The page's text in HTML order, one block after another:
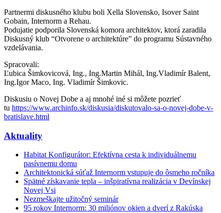
Partnermi diskusného klubu boli Xella Slovensko, Isover Saint
Gobain, Internorm a Rehau.
Podujatie podporila Slovenská komora architektov, ktorá zaradila
Diskusný klub “Otvorene o architektúre” do programu Sústavného
vzdelávania.
Spracovali:
Ľubica Šimkovicová, Ing., Ing.Martin Mihál, Ing.Vladimír Balent,
Ing.Igor Maco, Ing. Vladimír Šimkovic.
Diskusiu o Novej Dobe a aj mnohé iné si môžete pozrieť
tu https://www.archinfo.sk/diskusia/diskutovalo-sa-o-novej-dobe-v-
bratislave.html
Aktuality
Habitat Konfigurátor: Efektívna cesta k individuálnemu
pasívnemu domu
Architektonická súťaž Internorm vstupuje do ôsmeho ročníka
Spätné získavanie tepla – inšpiratívna realizácia v Devínskej
Novej Vsi
Nezmeškajte užitočný seminár
95 rokov Internorm: 30 miliónov okien a dverí z Rakúska